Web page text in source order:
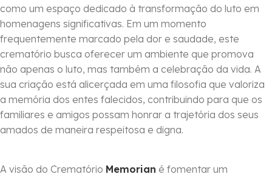
como um espaço dedicado à transformação do luto em
homenagens significativas. Em um momento
frequentemente marcado pela dor e saudade, este
crematório busca oferecer um ambiente que promova
não apenas o luto, mas também a celebração da vida. A
sua criação está alicerçada em uma filosofia que valoriza
a memória dos entes falecidos, contribuindo para que os
familiares e amigos possam honrar a trajetória dos seus
amados de maneira respeitosa e digna.
A visão do Crematório Memorian é fomentar um